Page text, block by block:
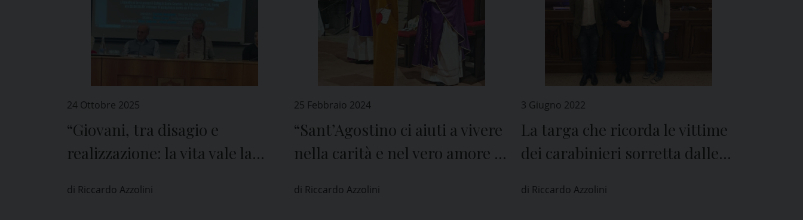
24 Ottobre 2025
“Giovani, tra disagio e
realizzazione: la vita vale la
di Riccardo Azzolini
25 Febbraio 2024
“Sant’Agostino ci aiuti a vivere
nella carità e nel vero amore di
di Riccardo Azzolini
3 Giugno 2022
La targa che ricorda le vittime
dei carabinieri sorretta dalle
Pavia
di Riccardo Azzolini